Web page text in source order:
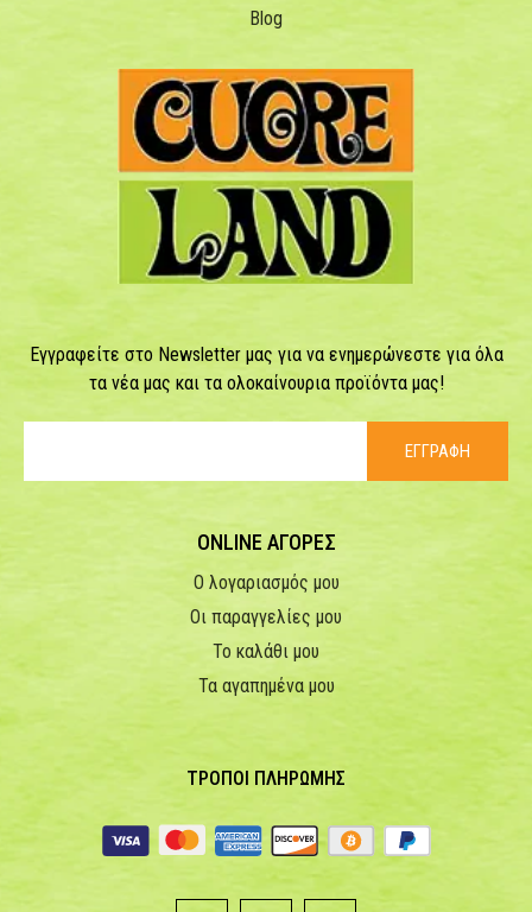
Blog
Εγγραφείτε στο Newsletter μας για να ενημερώνεστε για όλα
τα νέα μας και τα ολοκαίνουρια προϊόντα μας!
ΕΓΓΡΑΦΗ
ONLINE ΑΓΟΡΕΣ
Ο λογαριασμός μου
Οι παραγγελίες μου
Το καλάθι μου
Τα αγαπημένα μου
ΤΡΟΠΟΙ ΠΛΗΡΩΜΗΣ